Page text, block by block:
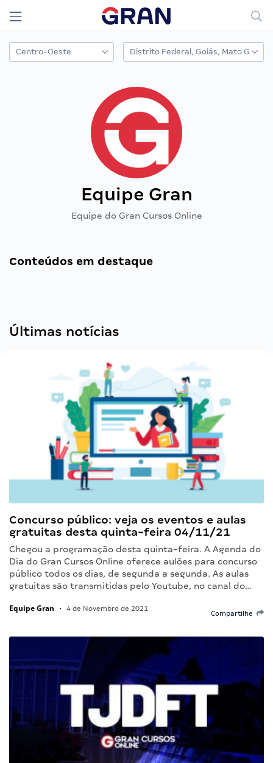
Equipe Gran
Equipe do Gran Cursos Online
Conteúdos em destaque
Últimas notícias
Concurso público: veja os eventos e aulas
gratuitas desta quinta-feira 04/11/21
Chegou a programação desta quinta-feira. A Agenda do
Dia do Gran Cursos Online oferece aulões para concurso
público todos os dias, de segunda a segunda. As aulas
gratuitas são transmitidas pelo Youtube, no canal do…
Equipe Gran • 4 de Novembro de 2021
Compartilhe